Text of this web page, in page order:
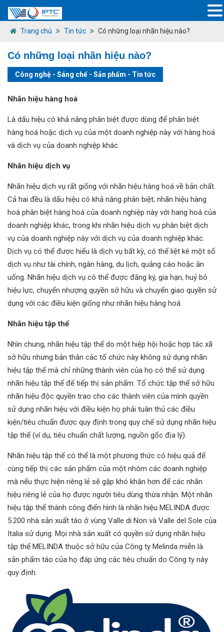
Trang chủ Tin tức Có những loại nhãn hiệu nào?
Có những loại nhãn hiệu nào?
Công nghệ - Sáng chế - Sản phẩm - Tin tức
Nhãn hiệu hàng hoá
Là dấu hiệu có khả năng phân biệt được dùng để phân biệt
hàng hoá hoặc dịch vụ của một doanh nghiệp này với hàng hoá
và dịch vụ của doanh nghiệp khác.
Nhãn hiệu dịch vụ
Nhãn hiệu dịch vụ rất giống với nhãn hiệu hàng hoá về bản chất.
Cả hai đều là dấu hiệu có khả năng phân biệt; nhãn hiệu hàng
hoá phân biệt hàng hoá của doanh nghiệp này với hang hoá của
doanh nghiệp khác, trong khi nhãn hiệu dịch vụ phân biệt dịch
vụ của doanh nghiệp này với dịch vụ của doanh nghiệp khác.
Dịch vụ có thể được hiểu là dịch vụ bất kỳ, có thể liệt kê một số
dịch vụ như tài chính, ngân hàng, du lịch, quảng cáo hoặc ăn
uống. Nhãn hiệu dịch vụ có thể được đăng ký, gia hạn, huỷ bỏ
hiệu lực, chuyển nhượng quyền sở hữu và chuyển giao quyền sử
dụng với các điều kiện giống như nhãn hiệu hàng hoá.
Nhãn hiệu tập thể
Nhìn chung, nhãn hiệu tập thể do một hiệp hội hoặc hợp tác xã
sở hữu nhưng bản thân các tổ chức này không sử dụng nhãn
hiệu tập thể mà chỉ những thành viên của họ có thể sử dụng
nhãn hiệu tập thể để tiếp thị sản phẩm. Tổ chức tập thể sở hữu
nhãn hiệu độc quyền trao cho các thành viên của mình quyền
sử dụng nhãn hiệu với điều kiện họ phải tuân thủ các điều
kiện/tiêu chuẩn được quy định trong quy chế sử dụng nhãn hiệu
tập thể (ví dụ, tiêu chuẩn chất lượng, nguồn gốc địa lý).
Nhãn hiệu tập thể có thể là một phương thức có hiệu quả để
cùng tiếp thị các sản phẩm của một nhóm các doanh nghiệp
mà nếu thực hiện riêng lẻ sẽ gặp khó khăn hơn để các nhãn
hiệu riêng lẻ của họ được người tiêu dùng thừa nhận. Một nhãn
hiệu tập thể thành công điển hình là nhãn hiệu MELINDA được
5.200 nhà sản xuất táo ở vùng Valle di Non và Valle del Sole của
Italia sử dụng. Mọi nhà sản xuất có quyền sử dụng nhãn hiệu
tập thể MELINDA thuộc sở hữu của Công ty Melinda miễn là
sản phẩm táo của họ đáp ứng các tiêu chuẩn do Công ty này
quy định.